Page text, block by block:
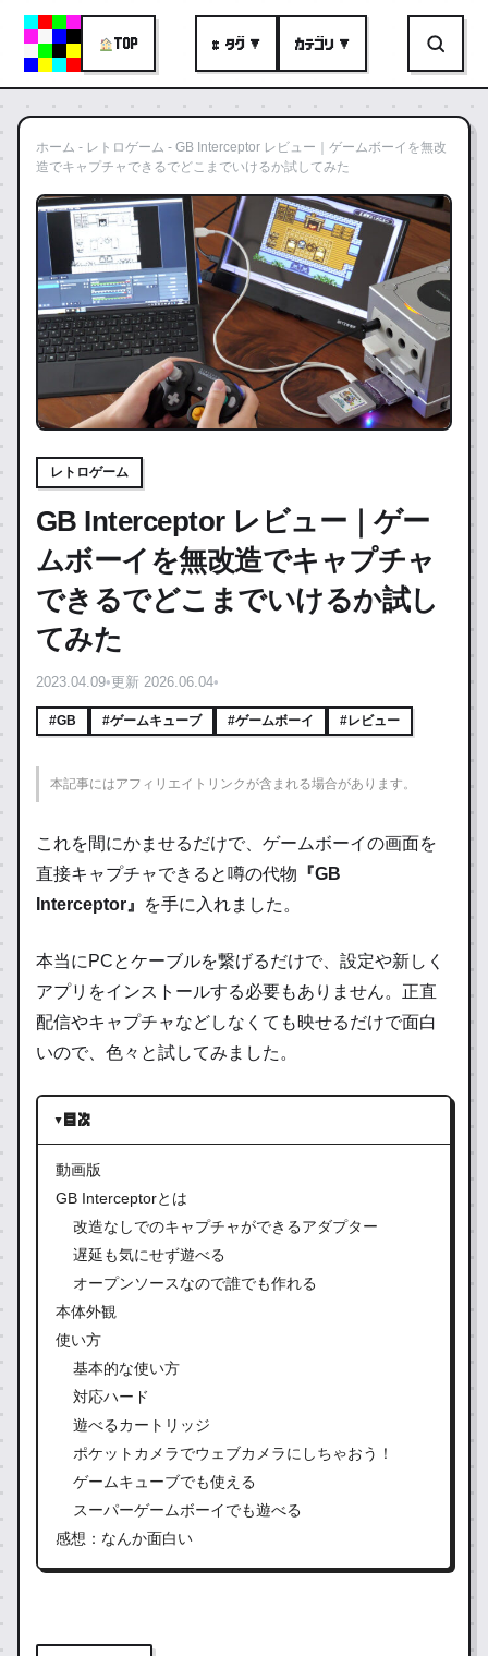
TOP # タグ ▼ カテゴリ ▼
ホーム - レトロゲーム - GB Interceptor レビュー｜ゲームボーイを無改
造でキャプチャできるでどこまでいけるか試してみた
レトロゲーム
GB Interceptor レビュー｜ゲー
ムボーイを無改造でキャプチャ
できるでどこまでいけるか試し
てみた
2023.04.09•更新 2026.06.04•
#GB #ゲームキューブ #ゲームボーイ #レビュー
本記事にはアフィリエイトリンクが含まれる場合があります。
これを間にかませるだけで、ゲームボーイの画面を
直接キャプチャできると噂の代物 『GB
Interceptor』
を手に入れました。
本当にPCとケーブルを繋げるだけで、設定や新しく
アプリをインストールする必要もありません。正直
配信やキャプチャなどしなくても映せるだけで面白
いので、色々と試してみました。
目次
動画版
GB Interceptorとは
改造なしでのキャプチャができるアダプター
遅延も気にせず遊べる
オープンソースなので誰でも作れる
本体外観
使い方
基本的な使い方
対応ハード
遊べるカートリッジ
ポケットカメラでウェブカメラにしちゃおう！
ゲームキューブでも使える
スーパーゲームボーイでも遊べる
感想：なんか面白い